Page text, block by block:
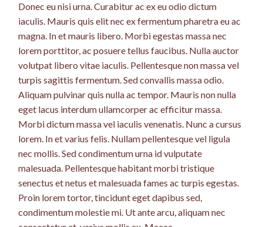
Donec eu nisi urna. Curabitur ac ex eu odio dictum
iaculis. Mauris quis elit nec ex fermentum pharetra eu ac
magna. In et mauris libero. Morbi egestas massa nec
lorem porttitor, ac posuere tellus faucibus. Nulla auctor
volutpat libero vitae iaculis. Pellentesque non massa vel
turpis sagittis fermentum. Sed convallis massa odio.
Aliquam pulvinar quis nulla ac tempor. Mauris non nulla
eget lacus interdum ullamcorper ac efficitur massa.
Morbi dictum massa vel iaculis venenatis. Nunc a cursus
lorem. In et varius felis. Nullam pellentesque vel ligula
nec mollis. Sed condimentum urna id vulputate
malesuada. Pellentesque habitant morbi tristique
senectus et netus et malesuada fames ac turpis egestas.
Proin lorem tortor, tincidunt eget dapibus sed,
condimentum molestie mi. Ut ante arcu, aliquam nec